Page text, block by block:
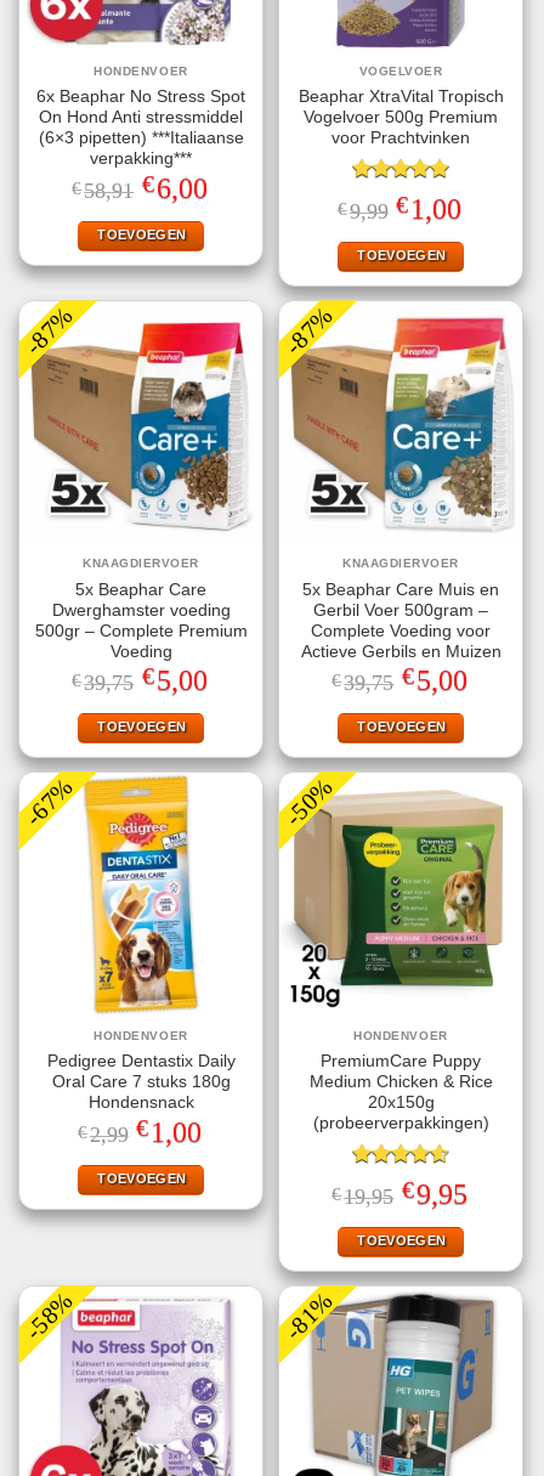
HONDENVOER
6x Beaphar No Stress Spot
On Hond Anti stressmiddel
(6×3 pipetten) ***Italiaanse
verpakking***
€58,91 Oorspronkelijke
prijs
was:
€58,91.
€6,00Huidige
prijs
TOEVOEGEN
VOGELVOER
Beaphar XtraVital Tropisch
Vogelvoer 500g Premium
voor Prachtvinken
Gewaardeerd
5.00uit 5
€9,99 Oorspronkelijke
prijs
was:
€9,99.
€1,00
is:
€1,00.
TOEVOEGEN
-87%
KNAAGDIERVOER
5x Beaphar Care
Dwerghamster voeding
500gr – Complete Premium
Voeding
€39,75 Oorspronkelijke
prijs
was:
€39,75.
€5,00Huidige
prijs
TOEVOEGEN
-87%
KNAAGDIERVOER
5x Beaphar Care Muis en
Gerbil Voer 500gram –
Complete Voeding voor
Actieve Gerbils en Muizen
€39,75 Oorspronkelijke
prijs
was:
€39,75.
€5,00Huidige
prijs
TOEVOEGEN
-67%
HONDENVOER
Pedigree Dentastix Daily
Oral Care 7 stuks 180g
Hondensnack
€2,99 Oorspronkelijke
prijs
was:
€2,99.
€1,00
is:
€1,00.
TOEVOEGEN
-50%
HONDENVOER
PremiumCare Puppy
Medium Chicken & Rice
20x150g
(probeerverpakkingen)
Gewaardeerd
4.60uit 5
€19,95 Oorspronkelijke
prijs
was:
€19,95.
€9,95prijs
TOEVOEGEN
-58% -81%